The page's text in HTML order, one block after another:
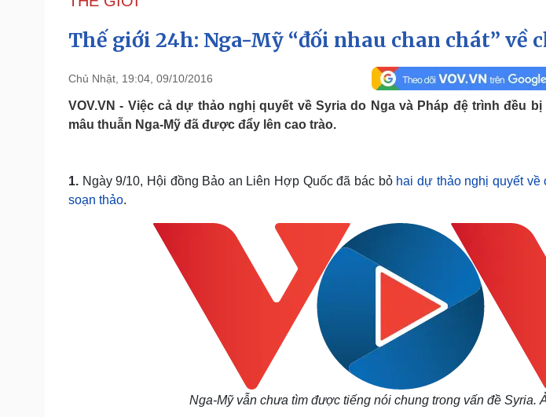
Tổ chức nhân sự
Quốc hội
Nhận diện sự thật
Dấu ấn VOV
Pháp luật
Vụ án
Quân sự - Quốc phòng
Vũ khí
Thể thao
eSports
Hậu trường
Dinh dưỡng - món ngon
Nhà đẹp
Blog
Tình yêu - Gia đình
Sân khấu - Điện ảnh
Âm nhạc
Di sản
Thế giới 24h: Nga-Mỹ “đối nhau chan chát” về
Chủ Nhật, 19:04, 09/10/2016
VOV.VN - Việc cả dự thảo nghị quyết về Syria do Nga và Pháp đệ trình đều
mâu thuẫn Nga-Mỹ đã được đẩy lên cao trào.
1. Ngày 9/10, Hội đồng Bảo an Liên Hợp Quốc đã bác bỏ hai dự thảo nghị quyết về
soạn thảo.
Nga-Mỹ vẫn chưa tìm được tiếng nói chung trong vấn đề Syria.